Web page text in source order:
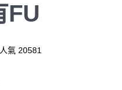
FU
人氣 20581